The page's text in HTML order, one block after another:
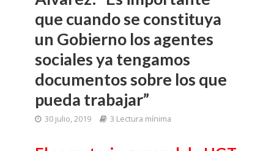
que cuando se constituya
un Gobierno los agentes
sociales ya tengamos
documentos sobre los que
pueda trabajar”
30 julio, 2019 3 Lectura mínima